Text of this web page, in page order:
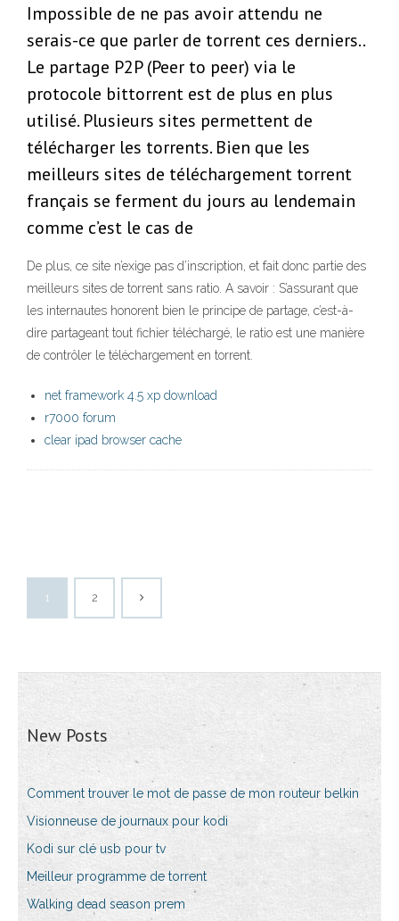
Impossible de ne pas avoir attendu ne
serais-ce que parler de torrent ces derniers..
Le partage P2P (Peer to peer) via le
protocole bittorrent est de plus en plus
utilisé. Plusieurs sites permettent de
télécharger les torrents. Bien que les
meilleurs sites de téléchargement torrent
français se ferment du jours au lendemain
comme c’est le cas de
De plus, ce site n’exige pas d’inscription, et fait donc partie des
meilleurs sites de torrent sans ratio. A savoir : S’assurant que
les internautes honorent bien le principe de partage, c’est-à-
dire partageant tout fichier téléchargé, le ratio est une manière
de contrôler le téléchargement en torrent.
net framework 4.5 xp download
r7000 forum
clear ipad browser cache
1 2
New Posts
Comment trouver le mot de passe de mon routeur belkin
Visionneuse de journaux pour kodi
Kodi sur clé usb pour tv
Meilleur programme de torrent
Walking dead season prem